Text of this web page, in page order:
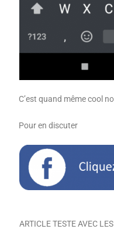
C’est quand même cool
Pour en discuter
ARTICLE TESTE AVEC